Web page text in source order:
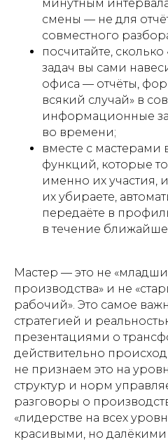
минутным
смены — не для
совместного
посчитайте,
задач вы сами
офиса — отчёты,
всякий случай» в
информационные
во времени;
вместе с мастерами
функций, которые
именно их участия,
их убираете,
передаёте в
в течение
Мастер — это не
производства» и не
рабочий». Это самое
стратегией и
презентациями о
действительно
не признаем это на
структур и норм
разговоры о
«лидерстве на всех
красивыми, но